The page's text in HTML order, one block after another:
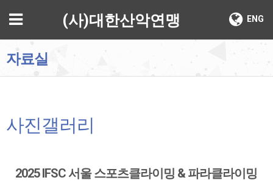
메뉴 ENG
(사)대한산악연맹
자료실
사진갤러리
2025 IFSC 서울 스포츠클라이밍 & 파라클라이밍